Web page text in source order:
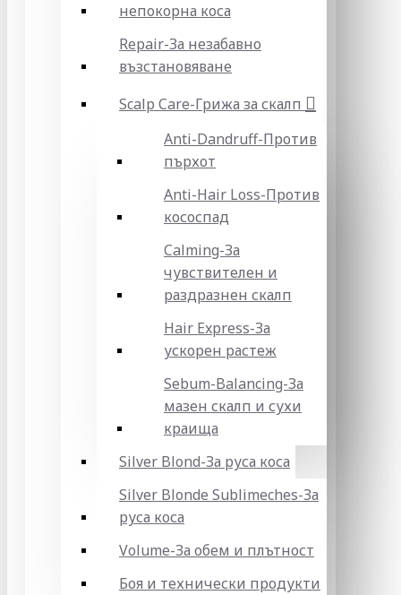
непокорна коса
Repair-За незабавно
възстановяване
Scalp Care-Грижа за скалп
Anti-Dandruff-Против
пърхот
Anti-Hair Loss-Против
кососпад
Calming-За
чувствителен и
раздразнен скалп
Hair Express-За
ускорен растеж
Sebum-Balancing-За
мазен скалп и сухи
краища
Silver Blond-За руса коса
Silver Blonde Sublіmeches-За
руса коса
Volume-За обем и плътност
Боя и технически продукти